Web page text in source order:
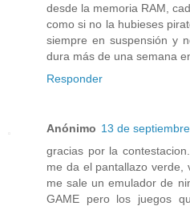
desde la memoria RAM,
como si no la hubieses
siempre en suspensión y
dura más de una semana
Responder
Anónimo 13 de
gracias por la
me da el pantallazo verde,
me sale un emulador de
GAME pero los juegos